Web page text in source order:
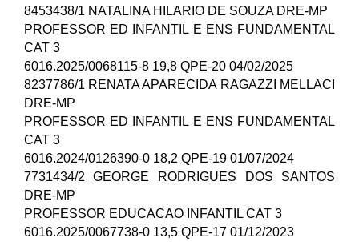
8453438/1 NATALINA HILARIO DE SOUZA DRE-MP
PROFESSOR ED INFANTIL E ENS FUNDAMENTAL
CAT 3
6016.2025/0068115-8 19,8 QPE-20 04/02/2025
8237786/1 RENATA APARECIDA RAGAZZI MELLACI
DRE-MP
PROFESSOR ED INFANTIL E ENS FUNDAMENTAL
CAT 3
6016.2024/0126390-0 18,2 QPE-19 01/07/2024
7731434/2 GEORGE RODRIGUES DOS SANTOS
DRE-MP
PROFESSOR EDUCACAO INFANTIL CAT 3
6016.2025/0067738-0 13,5 QPE-17 01/12/2023